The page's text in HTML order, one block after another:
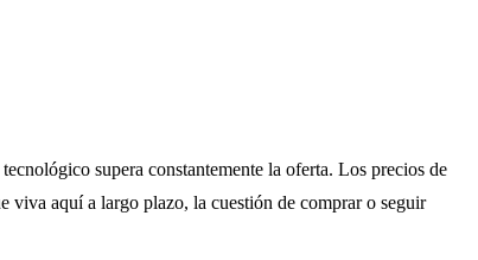
supera constantemente la oferta. Los precios de
viva aquí a largo plazo, la cuestión de comprar o seguir